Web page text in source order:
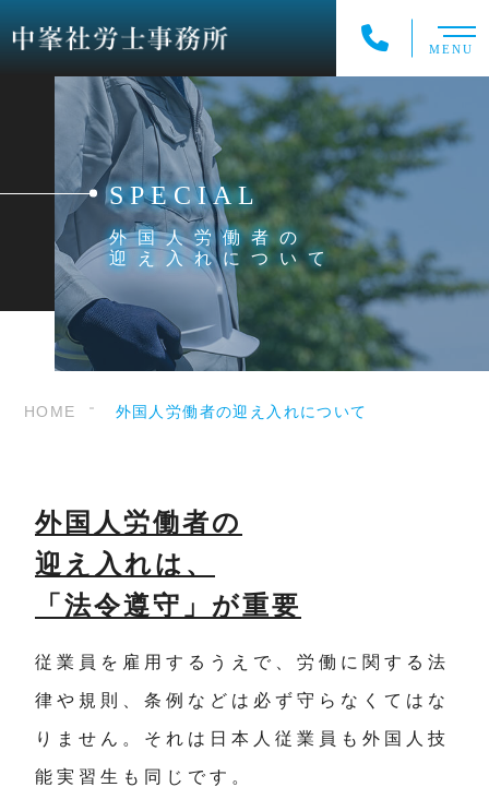
MENU
SPECIAL
外国人労働者の
迎え入れについて
HOME 外国人労働者の迎え入れについて
外国人労働者の
迎え入れは、
「法令遵守」が重要
従業員を雇用するうえで、労働に関する法
律や規則、条例などは必ず守らなくてはな
りません。それは日本人従業員も外国人技
能実習生も同じです。